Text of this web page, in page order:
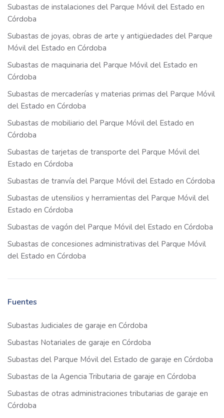
Subastas de instalaciones del Parque Móvil del Estado en
Córdoba
Subastas de joyas, obras de arte y antigüedades del Parque
Móvil del Estado en Córdoba
Subastas de maquinaria del Parque Móvil del Estado en
Córdoba
Subastas de mercaderías y materias primas del Parque Móvil
del Estado en Córdoba
Subastas de mobiliario del Parque Móvil del Estado en
Córdoba
Subastas de tarjetas de transporte del Parque Móvil del
Estado en Córdoba
Subastas de tranvía del Parque Móvil del Estado en Córdoba
Subastas de utensilios y herramientas del Parque Móvil del
Estado en Córdoba
Subastas de vagón del Parque Móvil del Estado en Córdoba
Subastas de concesiones administrativas del Parque Móvil
del Estado en Córdoba
Fuentes
Subastas Judiciales de garaje en Córdoba
Subastas Notariales de garaje en Córdoba
Subastas del Parque Móvil del Estado de garaje en Córdoba
Subastas de la Agencia Tributaria de garaje en Córdoba
Subastas de otras administraciones tributarias de garaje en
Córdoba